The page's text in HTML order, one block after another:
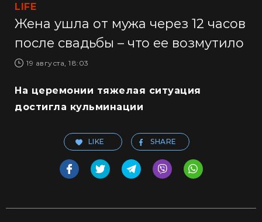
LIFE
Жена ушла от мужа через 12 часов
после свадьбы – что ее возмутило
19 августа, 18:03
На церемонии тяжелая ситуация
достигла кульминации
LIKE SHARE